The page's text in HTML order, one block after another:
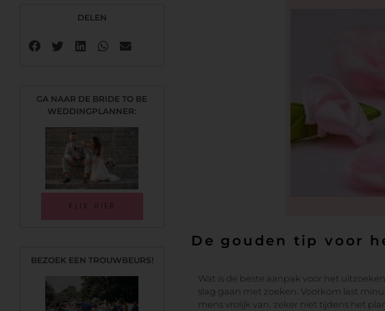
DELEN
GA NAAR DE BRIDE TO BE
WEDDINGPLANNER:
KLIK HIER
BEZOEK EEN TROUWBEURS!
De gouden tip voor
Wat is de beste aanpak voor het
slag gaan met zoeken. Voorkom last
mens vrolijk van, zeker niet tijdens het